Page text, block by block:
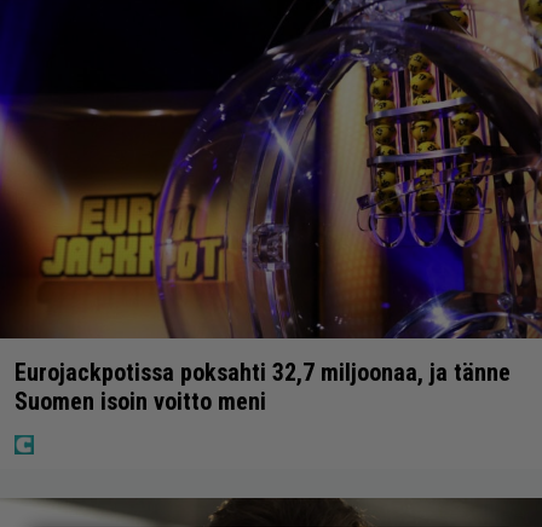
Eurojackpotissa poksahti 32,7 miljoonaa, ja tänne
Suomen isoin voitto meni